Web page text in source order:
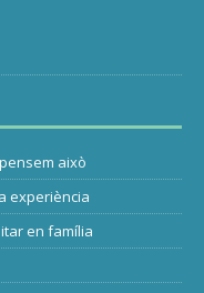
això
experiència
en família